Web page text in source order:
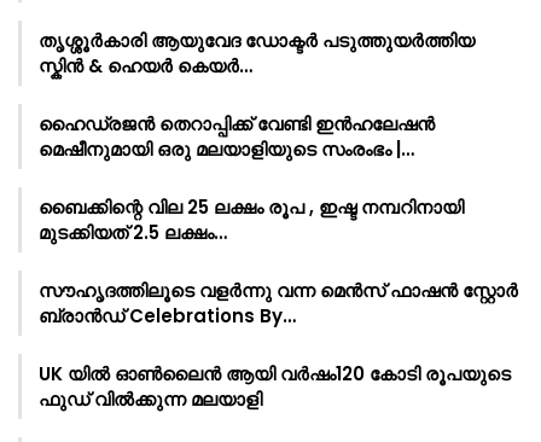
തൃശ്ശൂർകാരി ആയുവേദ ഡോക്ടർ പടുത്തുയർത്തിയ
സ്കിൻ & ഹെയർ കെയർ…
ഹൈഡ്രജൻ തെറാപ്പിക്ക് വേണ്ടി ഇൻഹലേഷൻ
മെഷീനുമായി ഒരു മലയാളിയുടെ സംരംഭം |…
ബൈക്കിന്റെ വില 25 ലക്ഷം രൂപ , ഇഷ്ട നമ്പറിനായി
മുടക്കിയത് 2.5 ലക്ഷം…
സൗഹൃദത്തിലൂടെ വളർന്നു വന്ന മെൻസ് ഫാഷൻ സ്റ്റോർ
ബ്രാൻഡ് Celebrations By…
UK യിൽ ഓൺലൈൻ ആയി വർഷം120 കോടി രൂപയുടെ
ഫുഡ് വിൽക്കുന്ന മലയാളി